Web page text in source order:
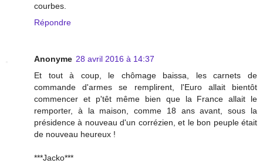
courbes.
Répondre
Anonyme 28 avril 2016 à 14:37
Et tout à coup, le chômage baissa, les carnets de
commande d'armes se remplirent, l'Euro allait bientôt
commencer et p'têt même bien que la France allait le
remporter, à la maison, comme 18 ans avant, sous la
présidence à nouveau d'un corrézien, et le bon peuple était
de nouveau heureux !
***Jacko***